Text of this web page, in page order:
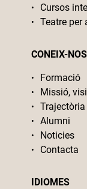
Cursos
Teatre per
CONEIX-NOS
Formació
Missió,
Trajectòria
Alumni
Noticies
Contacta
IDIOMES